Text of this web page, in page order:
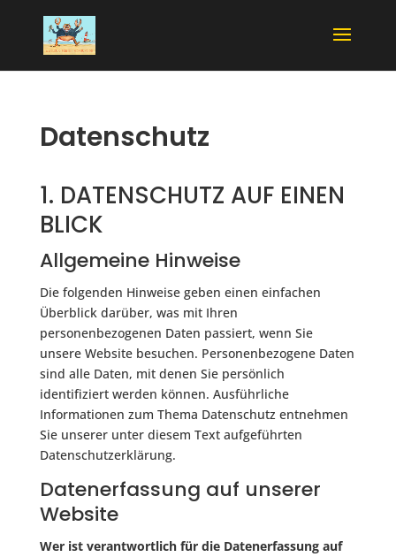
Datenschutz
1. DATENSCHUTZ AUF EINEN
BLICK
Allgemeine Hinweise
Die folgenden Hinweise geben einen einfachen
Überblick darüber, was mit Ihren
personenbezogenen Daten passiert, wenn Sie
unsere Website besuchen. Personenbezogene Daten
sind alle Daten, mit denen Sie persönlich
identifiziert werden können. Ausführliche
Informationen zum Thema Datenschutz entnehmen
Sie unserer unter diesem Text aufgeführten
Datenschutzerklärung.
Datenerfassung auf unserer
Website
Wer ist verantwortlich für die Datenerfassung auf